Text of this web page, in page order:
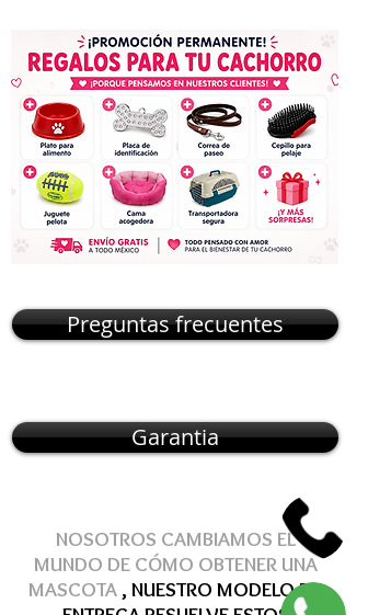
Preguntas frecuentes
Garantia
NOSOTROS CAMBIAMOS EL
MUNDO DE CÓMO OBTENERUNA
MASCOTA , NUESTRO MODELO DE